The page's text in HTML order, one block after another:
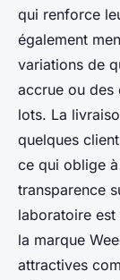
qui renforce
également
variations de
accrue ou des
lots. La
quelques
ce qui oblige
transparence
laboratoire
la marque
attractives